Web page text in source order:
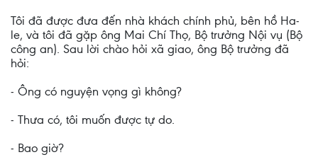
Tôi đã được đưa đến nhà khách chính phủ, bên hồ Ha-
le, và tôi đã gặp ông Mai Chí Thọ, Bộ trưởng Nội vụ (Bộ
công an). Sau lời chào hỏi xã giao, ông Bộ trưởng đã
hỏi:
- Ông có nguyện vọng gì không?
- Thưa có, tôi muốn được tự do.
- Bao giờ?